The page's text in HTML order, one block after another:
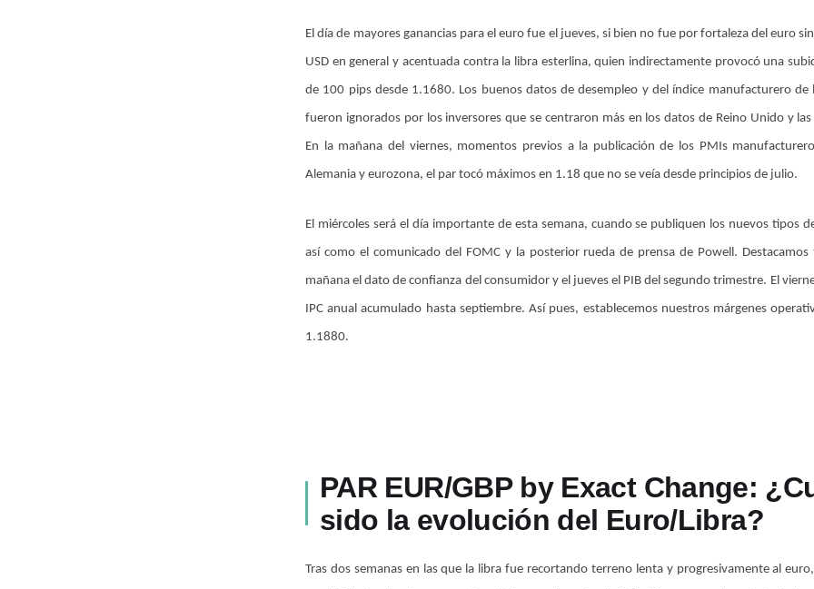
El día de mayores ganancias para el euro fue el jueves, si bien no fue por fortaleza del euro
USD en general y acentuada contra la libra esterlina, quien indirectamente provocó una
de 100 pips desde 1.1680. Los buenos datos de desempleo y del índice manufacturero de
fueron ignorados por los inversores que se centraron más en los datos de Reino Unido y
En la mañana del viernes, momentos previos a la publicación de los PMIs
Alemania y eurozona, el par tocó máximos en 1.18 que no se veía desde principios de julio.
El miércoles será el día importante de esta semana, cuando se publiquen los nuevos tipos
así como el comunicado del FOMC y la posterior rueda de prensa de Powell. Destacamos
mañana el dato de confianza del consumidor y el jueves el PIB del segundo trimestre. El
IPC anual acumulado hasta septiembre. Así pues, establecemos nuestros márgenes
1.1880.
PAR EUR/GBP by Exact Change:
sido la evolución del Euro/Libra?
Tras dos semanas en las que la libra fue recortando terreno lenta y progresivamente al